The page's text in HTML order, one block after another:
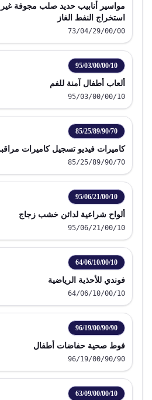
مواسير أنابيب حديد صلب مجوفة
استخراج النفط الغاز
73/04/29/00/00
95/03/00/00/10
ألعاب أطفال آمنة للفم
95/03/00/00/10
85/25/89/90/70
كاميرات فيديو تسجيل كاميرات
85/25/89/90/70
95/06/21/00/10
ألواح شراعية لدائن خشب زجاج
95/06/21/00/10
64/06/10/00/10
فوندي للأحذية الرياضية
64/06/10/00/10
96/19/00/90/90
فوط صحية حفاضات أطفال
96/19/00/90/90
63/09/00/00/10